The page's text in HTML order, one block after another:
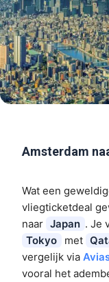
Amsterdam
Wat een
vliegticketdeal
naar Japan . Je
Tokyo
met
vergelijk via
vooral het